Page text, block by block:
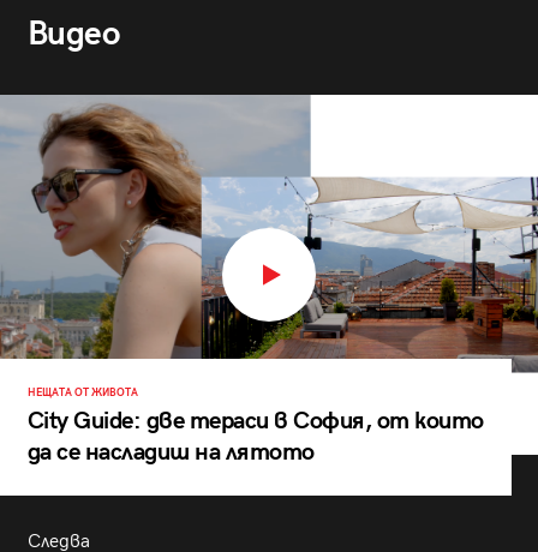
Видео
НЕЩАТА ОТ ЖИВОТА
City Guide: две тераси в София, от които
да се насладиш на лятото
Следва